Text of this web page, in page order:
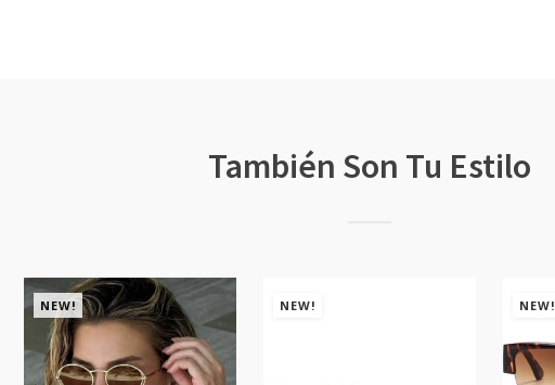
También Son Tu Estilo
NEW! NEW! NEW!